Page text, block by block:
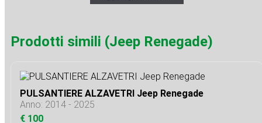
Prodotti simili (Jeep Renegade)
PULSANTIERE ALZAVETRI Jeep Renegade
Anno: 2014 - 2025
€ 100